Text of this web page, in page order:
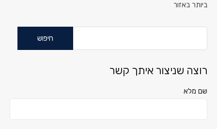
ביותר באזור
רוצה שניצור איתך קשר
שם מלא